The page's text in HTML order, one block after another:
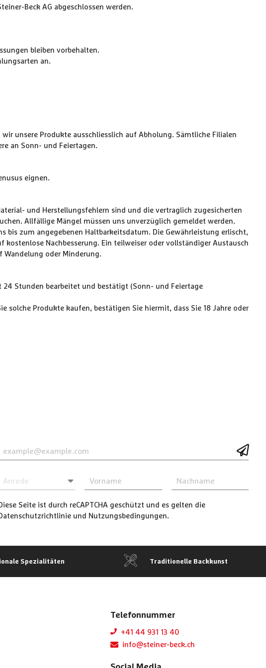
Beck AG abgeschlossen werden.
bleiben vorbehalten.
an.
unsere Produkte ausschliesslich auf Abholung. Sämtliche Filialen
an Sonn- und Feiertagen.
eignen.
und Herstellungsfehlern sind und die vertraglich zugesicherten
Allfällige Mängel müssen uns unverzüglich gemeldet werden.
zum angegebenen Haltbarkeitsdatum. Die Gewährleistung erlischt,
Nachbesserung. Ein teilweiser oder vollständiger Austausch
Wandelung oder Minderung.
24 Stunden bearbeitet und bestätigt (Sonn- und Feiertage
solche Produkte kaufen, bestätigen Sie hiermit, dass Sie 18 Jahre oder
Seite ist durch reCAPTCHA geschützt und es gelten die
und Nutzungsbedingungen.
Spezialitäten Traditionelle Backkunst
Telefonnummer
+41 44 931 13 40
info@steiner-beck.ch